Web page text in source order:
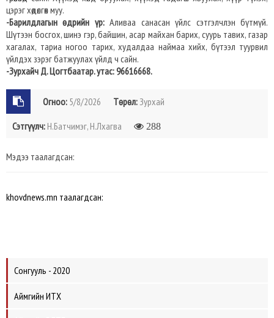
цэрэг хөдөлгөх муу.
-Барилдлагын өдрийн үр:Аливаа санасан үйлс сэтгэлчлэн бүтмүй.
Шүтээн босгох, шинэ гэр, байшин, асар майхан барих, суурь тавих, газар
хагалах, тариа ногоо тарих, худалдаа наймаа хийх, бүтээл туурвил
үйлдэх зэрэг батжуулах үйлд ч сайн.
-Зурхайч Д. Цогтбаатар. утас: 96616668.
Огноо: 5/8/2026 Төрөл:Зурхай
Сэтгүүлч: Н.Батчимэг, Н.Лхагва 288
Мэдээ таалагдсан:
khovdnews.mn таалагдсан:
Сонгууль - 2020
Аймгийн ИТХ